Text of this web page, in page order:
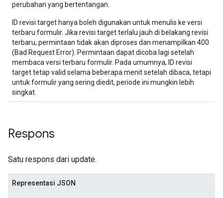
perubahan yang bertentangan.
ID revisi target hanya boleh digunakan untuk menulis ke versi
terbaru formulir. Jika revisi target terlalu jauh di belakang revisi
terbaru, permintaan tidak akan diproses dan menampilkan 400
(Bad Request Error). Permintaan dapat dicoba lagi setelah
membaca versi terbaru formulir. Pada umumnya, ID revisi
target tetap valid selama beberapa menit setelah dibaca, tetapi
untuk formulir yang sering diedit, periode ini mungkin lebih
singkat.
Respons
Satu respons dari update.
Representasi JSON